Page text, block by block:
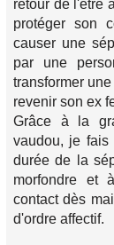
retour de l'être
protéger son
causer une
par une
transformer
revenir son ex
Grâce à la
vaudou, je fais
durée de la
morfondre et
contact dès
d'ordre affectif.